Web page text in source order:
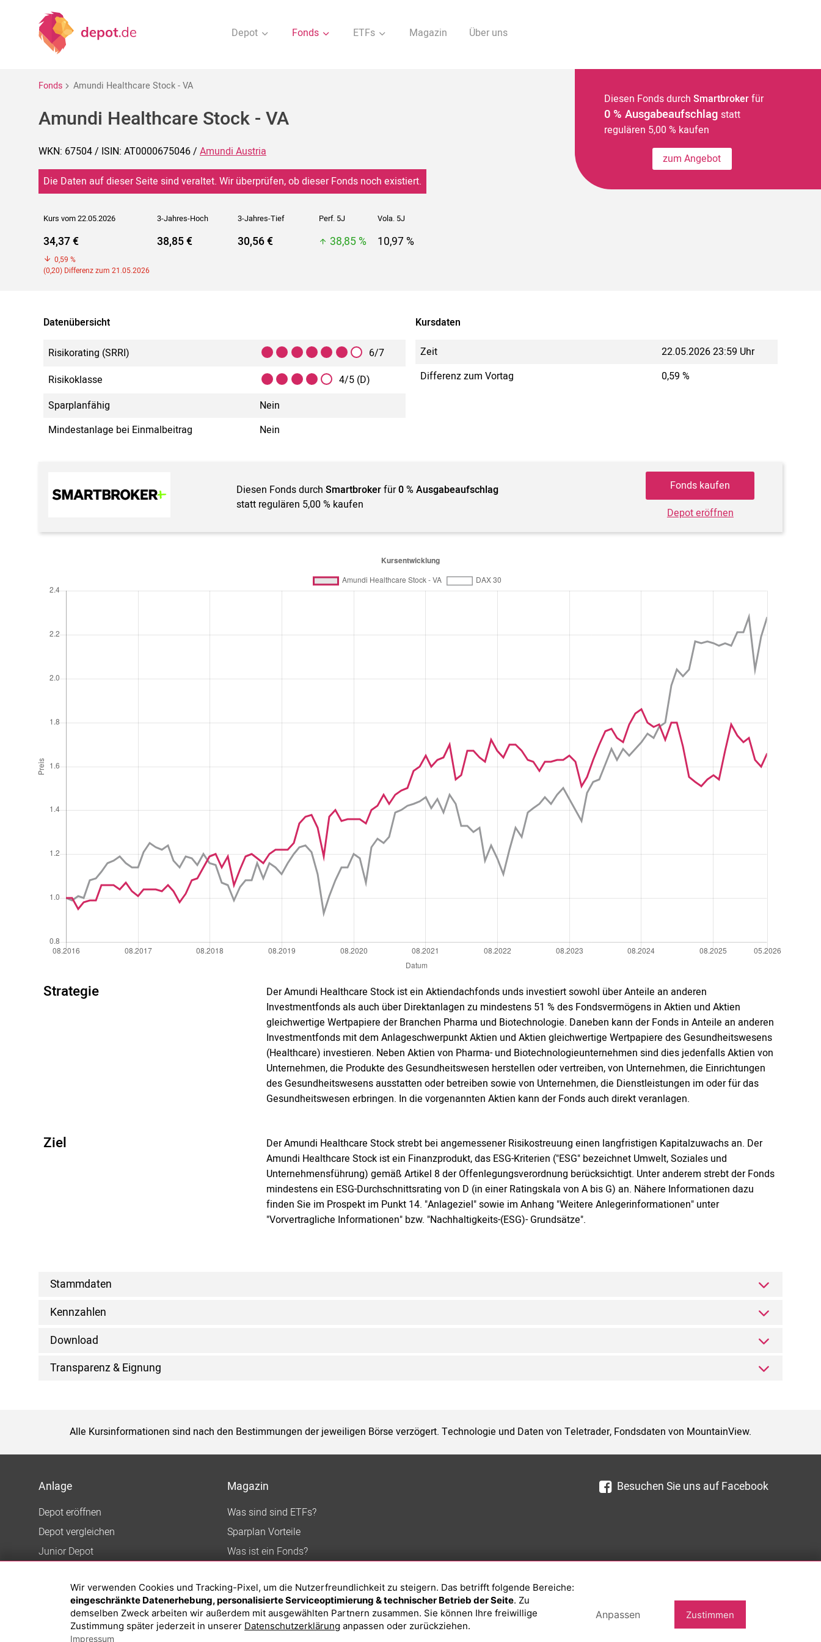
Depot Fonds ETFs Magazin Über uns
Fonds Amundi Healthcare Stock - VA
Amundi Healthcare Stock - VA
WKN: 67504 / ISIN: AT0000675046 / Amundi Austria
Die Daten auf dieser Seite sind veraltet. Wir überprüfen, ob dieser Fonds noch existiert.
Kurs vom 22.05.2026 3-Jahres-Hoch 3-Jahres-Tief Perf. 5J Vola. 5J
34,37 €
0,59 %
(0,20) Differenz zum 21.05.2026
38,85 € 30,56 € 38,85 % 10,97 %
Diesen Fonds durch Smartbrokerfür
0 % Ausgabeaufschlag statt
regulären 5,00 % kaufen
zum Angebot
Datenübersicht
Risikorating (SRRI)
6/7
Risikoklasse
4/5 (D)
Sparplanfähig
Nein
Mindestanlage bei Einmalbeitrag
Nein
Kursdaten
Zeit
22.05.2026 23:59 Uhr
Differenz zum Vortag
0,59 %
Diesen Fonds durchSmartbrokerfür0 % Ausgabeaufschlag
statt regulären 5,00 % kaufen
Fonds kaufen
Depot eröffnen
Strategie
Der Amundi Healthcare Stock ist ein Aktiendachfonds unds investiert sowohl über Anteile an anderen
Investmentfonds als auch über Direktanlagen zu mindestens 51 % des Fondsvermögens in Aktien und Aktien
gleichwertige Wertpapiere der Branchen Pharma und Biotechnologie. Daneben kann der Fonds in Anteile an anderen
Investmentfonds mit dem Anlageschwerpunkt Aktien und Aktien gleichwertige Wertpapiere des Gesundheitswesens
(Healthcare) investieren. Neben Aktien von Pharma- und Biotechnologieunternehmen sind dies jedenfalls Aktien von
Unternehmen, die Produkte des Gesundheitswesen herstellen oder vertreiben, von Unternehmen, die Einrichtungen
des Gesundheitswesens ausstatten oder betreiben sowie von Unternehmen, die Dienstleistungen im oder für das
Gesundheitswesen erbringen. In die vorgenannten Aktien kann der Fonds auch direkt veranlagen.
Ziel
Der Amundi Healthcare Stock strebt bei angemessener Risikostreuung einen langfristigen Kapitalzuwachs an. Der
Amundi Healthcare Stock ist ein Finanzprodukt, das ESG-Kriterien ("ESG" bezeichnet Umwelt, Soziales und
Unternehmensführung) gemäß Artikel 8 der Offenlegungsverordnung berücksichtigt. Unter anderem strebt der Fonds
mindestens ein ESG-Durchschnittsrating von D (in einer Ratingskala von A bis G) an. Nähere Informationen dazu
finden Sie im Prospekt im Punkt 14. "Anlageziel" sowie im Anhang "Weitere Anlegerinformationen" unter
"Vorvertragliche Informationen" bzw. "Nachhaltigkeits-(ESG)- Grundsätze".
Stammdaten
Kennzahlen
Download
Transparenz & Eignung
Alle Kursinformationen sind nach den Bestimmungen der jeweiligen Börse verzögert. Technologie und Daten von Teletrader, Fondsdaten von MountainView.
Anlage
Depot eröffnen
Depot vergleichen
Junior Depot
Top-Fonds
Fonds-Suche
Magazin
Was sind sind ETFs?
Sparplan Vorteile
Was ist ein Fonds?
Besuchen Sie uns auf Facebook
Wir verwenden Cookies und Tracking-Pixel, um die Nutzerfreundlichkeit zu steigern. Das betrifft folgende Bereiche:
eingeschränkte Datenerhebung, personalisierte Serviceoptimierung & technischer Betrieb der Seite. Zu
demselben Zweck arbeiten wir außerdem mit ausgewählten Partnern zusammen. Sie können Ihre freiwillige
Zustimmung später jederzeit in unserer Datenschutzerklärung anpassen oder zurückziehen.
Impressum
Anpassen Zustimmen